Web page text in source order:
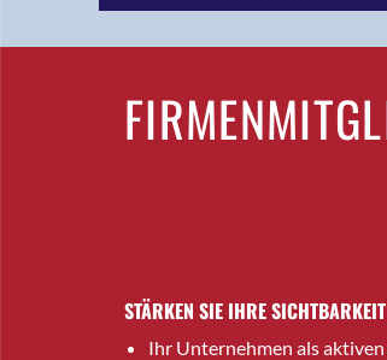
STÄRKEN SIE IHRE
Ihr Unternehmen als